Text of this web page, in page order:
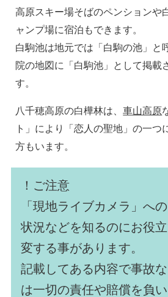
高原スキー場そばのペンションや
ャンプ場に宿泊もできます。
白駒池は地元では「白駒の池」と
院の地図に「白駒池」として掲載
す。
八千穂高原の白樺林は、車山高原
ト」により「恋人の聖地」の一
方もいます。
！ご注意
「現地ライブカメラ」へ
状況などを知るのにお役
変する事があります。
記載してある内容で事故
は一切の責任や賠償を負